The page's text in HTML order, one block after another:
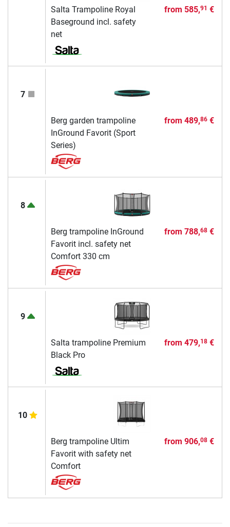
Salta Trampoline Royal
Baseground incl. safety
net
from 585,91 €
7
Berg garden trampoline
InGround Favorit (Sport
Series)
from 489,86€
8
Berg trampoline InGround
Favorit incl. safety net
Comfort 330 cm
from 788,68€
9
Salta trampoline Premium
Black Pro
from 479,18€
10
Berg trampoline Ultim
Favorit with safety net
Comfort
from 906,08€